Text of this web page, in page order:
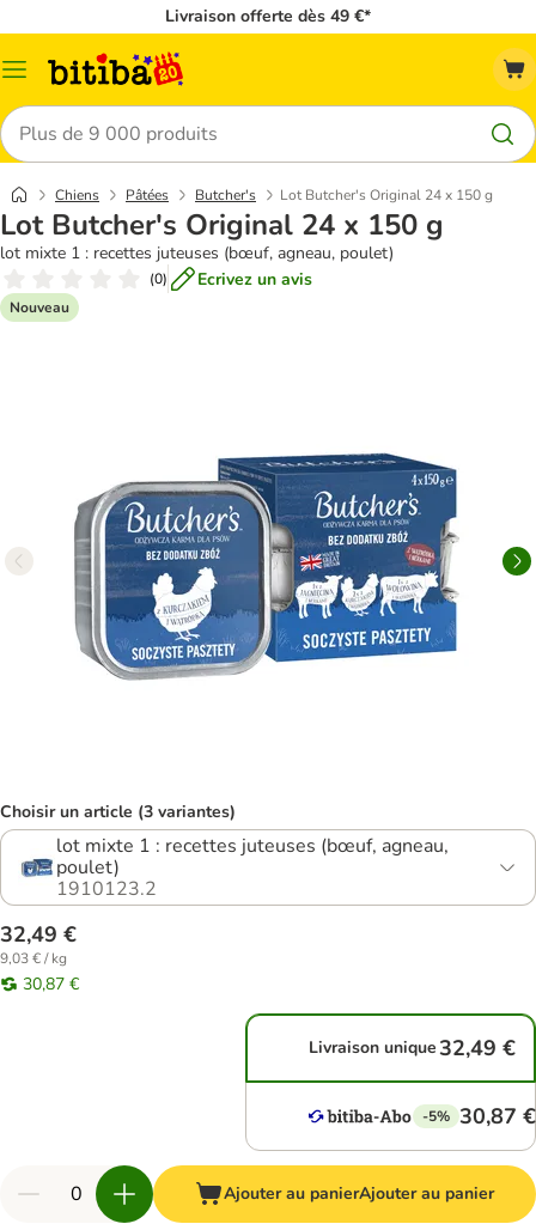
Livraison offerte dès 49 €*
Menu
Rechercher
Chiens Pâtées Butcher's Lot Butcher's Original 24 x 150 g
Lot Butcher's Original 24 x 150 g
lot mixte 1 : recettes juteuses (bœuf, agneau, poulet)
(0) Ecrivez un avis
Nouveau
Choisir un article (3 variantes)
lot mixte 1 : recettes juteuses (bœuf, agneau,
poulet)
1910123.2
32,49 €
9,03 € / kg
30,87 €
Livraison unique32,49 €
-5% 30,87 €
Ajouter au panierAjouter au panier